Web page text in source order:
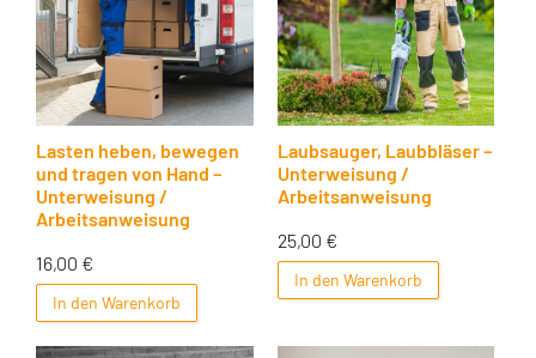
Lasten heben, bewegen
und tragen von Hand –
Unterweisung /
Arbeitsanweisung
16,00 €
In den Warenkorb
Laubsauger, Laubbläser –
Unterweisung /
Arbeitsanweisung
25,00 €
In den Warenkorb